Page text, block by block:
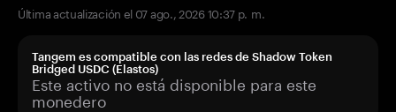
Última actualización el 07 ago., 2026 10:37 p. m.
Tangem es compatible con las redes de Shadow Token
Bridged USDC (Elastos)
Este activo no está disponible para este
monedero